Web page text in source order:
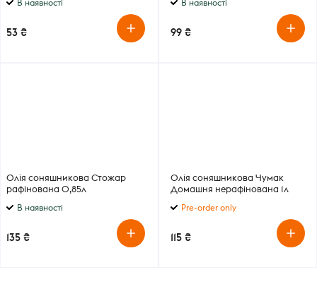
В наявності
53 ₴
В наявності
99 ₴
Олія соняшникова Стожар
рафінована 0,85л
В наявності
135 ₴
Олія соняшникова Чумак
Домашня нерафінована 1л
Pre-order only
115 ₴